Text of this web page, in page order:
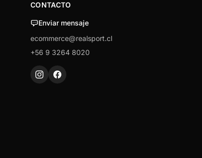
CONTACTO
Enviar mensaje
ecommerce@realsport.cl
+56 9 3264 8020